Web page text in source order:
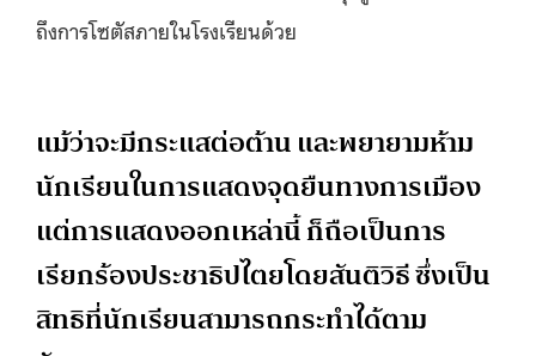
ถึงการโซตัสภายในโรงเรียนด้วย
แม้ว่าจะมีกระแสต่อต้าน และพยายามห้าม
นักเรียนในการแสดงจุดยืนทางการเมือง
แต่การแสดงออกเหล่านี้ ก็ถือเป็นการ
เรียกร้องประชาธิปไตยโดยสันติวิธี ซึ่งเป็น
สิทธิที่นักเรียนสามารถกระทำได้ตาม